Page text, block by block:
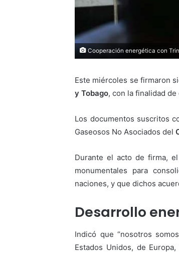
Cooperación energética con
Este miércoles se firmaron
y Tobago, con la finalidad
Los documentos suscritos
Gaseosos No Asociados del
Durante el acto de firma,
monumentales para
naciones, y que dichos
Desarrollo
Indicó que “nosotros
Estados Unidos, de